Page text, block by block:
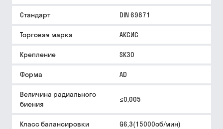
Стандарт DIN 69871
Торговая марка АКСИС
Крепление SK30
Форма AD
Величина радиального
биения
≤0,005
Класс балансировки G6,3(15000об/мин)